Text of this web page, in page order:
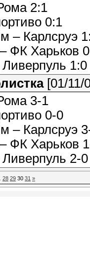
2:1
0:1
– Карлсруэ
ФК Харьков
1:0
[01/11/
3-1
0-0
– Карлсруэ
ФК Харьков
2-0
28 29 30 31 »